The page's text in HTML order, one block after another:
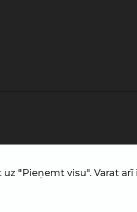
"Pieņemt visu". Varat